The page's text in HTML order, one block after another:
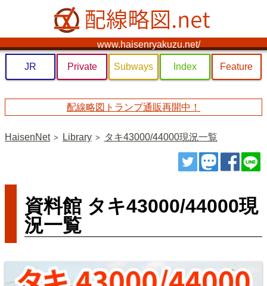
www.haisenryakuzu.net/
JR Private Subways Index Feature
配線略図トランプ通販再開中！
HaisenNet Library タキ43000/44000現況一覧
ツイートトゥート
シェ
資料館 タキ43000/44000現
況一覧